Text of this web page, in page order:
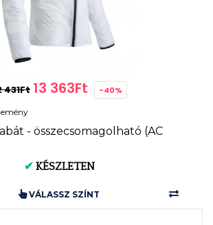
431Ft 13 363Ft -40%
- összecsomagolható (AC
✔ KÉSZLETEN
VÁLASSZ SZÍNT